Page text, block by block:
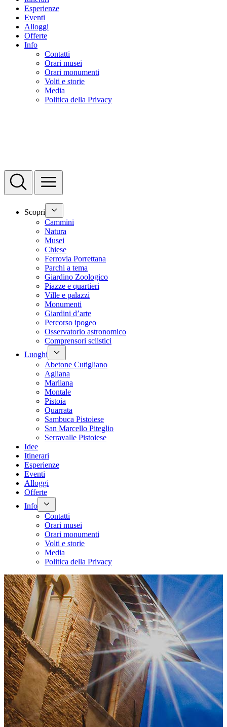
Esperienze
Eventi
Alloggi
Offerte
Info
Contatti
Orari musei
Orari monumenti
Volti e storie
Media
Politica della Privacy
Scopri
Cammini
Natura
Musei
Chiese
Ferrovia Porrettana
Parchi a tema
Giardino Zoologico
Piazze e quartieri
Ville e palazzi
Monumenti
Giardini d’arte
Percorso ipogeo
Osservatorio astronomico
Comprensori sciistici
Luoghi
Abetone Cutigliano
Agliana
Marliana
Montale
Pistoia
Quarrata
Sambuca Pistoiese
San Marcello Piteglio
Serravalle Pistoiese
Idee
Itinerari
Esperienze
Eventi
Alloggi
Offerte
Info
Contatti
Orari musei
Orari monumenti
Volti e storie
Media
Politica della Privacy